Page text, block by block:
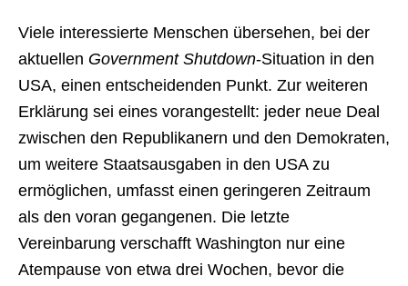
Viele interessierte Menschen übersehen, bei der
aktuellen Government Shutdown-Situation in den
USA, einen entscheidenden Punkt. Zur weiteren
Erklärung sei eines vorangestellt: jeder neue Deal
zwischen den Republikanern und den Demokraten,
um weitere Staatsausgaben in den USA zu
ermöglichen, umfasst einen geringeren Zeitraum
als den voran gegangenen. Die letzte
Vereinbarung verschafft Washington nur eine
Atempause von etwa drei Wochen, bevor die